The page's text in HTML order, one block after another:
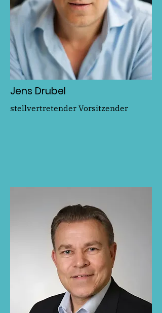
Jens Drubel
stellvertretender Vorsitzender